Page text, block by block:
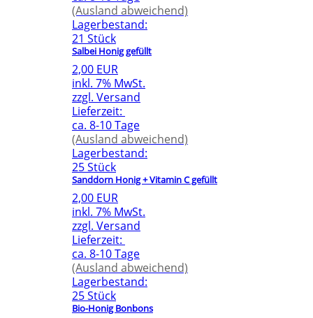
(Ausland abweichend)
Lagerbestand:
21 Stück
Salbei Honig gefüllt
2,00 EUR
inkl. 7% MwSt.
zzgl. Versand
Lieferzeit:
ca. 8-10 Tage
(Ausland abweichend)
Lagerbestand:
25 Stück
Sanddorn Honig + Vitamin C gefüllt
2,00 EUR
inkl. 7% MwSt.
zzgl. Versand
Lieferzeit:
ca. 8-10 Tage
(Ausland abweichend)
Lagerbestand:
25 Stück
Bio-Honig Bonbons